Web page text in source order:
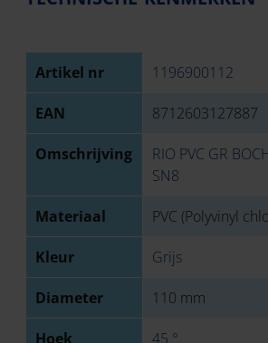
Artikel nr 1196900112
EAN 8712603127887
Omschrijving
RIO PVC GR
SN8
Materiaal PVC (Polyvinyl
Kleur Grijs
Diameter 110 mm
Hoek 45 °